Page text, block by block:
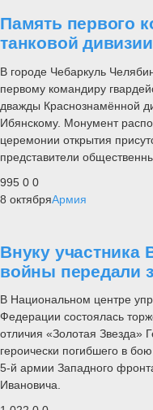
Память первого
танковой
В городе Чебаркуль
первому командиру
дважды Краснознамённой
Ибянскому. Монумент
церемонии открытия
представители
995 0 0
8 октябряАрмия
Внуку участника
войны передали
В Национальном центре
Федерации состоялась
отличия «Золотая Звезда»
героически погибшего в
5-й армии Западного
Ивановича.